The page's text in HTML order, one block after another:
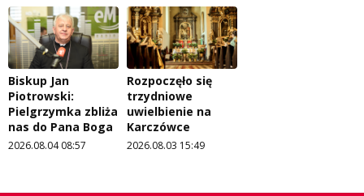
Biskup Jan
Piotrowski:
Pielgrzymka zbliża
nas do Pana Boga
2026.08.04 08:57
Rozpoczęło się
trzydniowe
uwielbienie na
Karczówce
2026.08.03 15:49